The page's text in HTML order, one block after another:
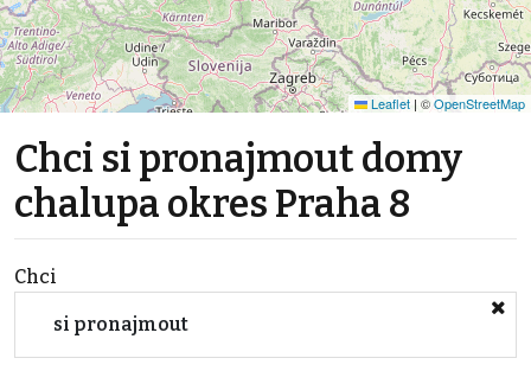
Leaflet | ©OpenStreetMap
Chci si pronajmout domy
chalupa okres Praha 8
Chci
si pronajmout